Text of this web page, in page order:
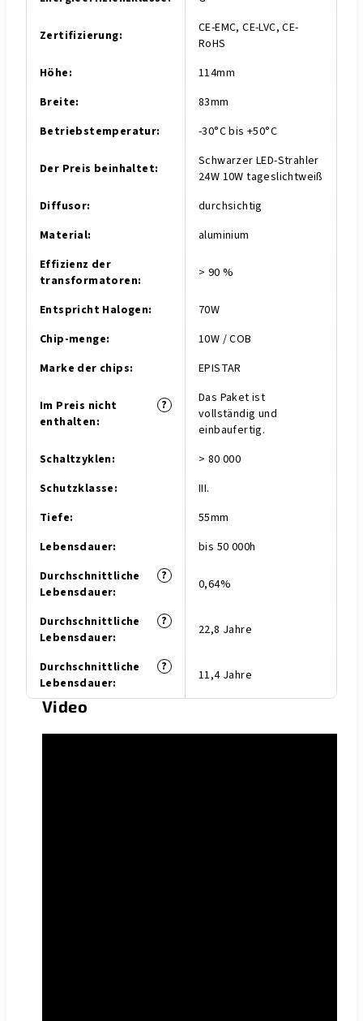
Zertifizierung:
CE-EMC, CE-LVC, CE-
RoHS
Höhe:
114mm
Breite:
83mm
Betriebstemperatur: -30°C bis +50°C
Der Preis beinhaltet:
Schwarzer LED-Strahler
24W 10W tageslichtweiß
Diffusor:
durchsichtig
Material:
aluminium
Effizienz der
transformatoren: > 90 %
Entspricht Halogen:
70W
Chip-menge:
10W / COB
Marke der chips: EPISTAR
?
Im Preis nicht
enthalten:
Das Paket ist
vollständig und
einbaufertig.
Schaltzyklen:
> 80 000
Schutzklasse:
III.
Tiefe:
55mm
Lebensdauer:
bis 50 000h
?
Durchschnittliche
Lebensdauer: 0,64%
?
Durchschnittliche
Lebensdauer: 22,8 Jahre
?
Durchschnittliche
Lebensdauer: 11,4 Jahre
Video